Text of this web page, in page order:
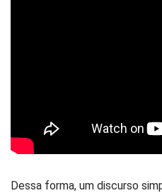
Dessa forma, um discurso